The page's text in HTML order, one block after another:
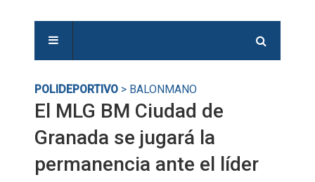
POLIDEPORTIVO > BALONMANO
El MLG BM Ciudad de
Granada se jugará la
permanencia ante el líder